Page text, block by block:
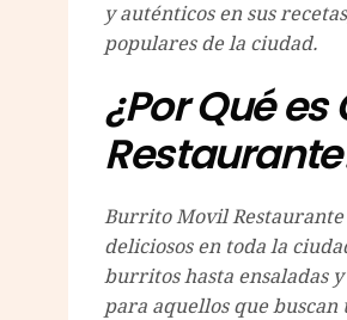
y auténticos en sus
populares de la ciudad.
¿Por Qué
Burrito Movil Restaurante
deliciosos en toda la
burritos hasta ensaladas
para aquellos que buscan